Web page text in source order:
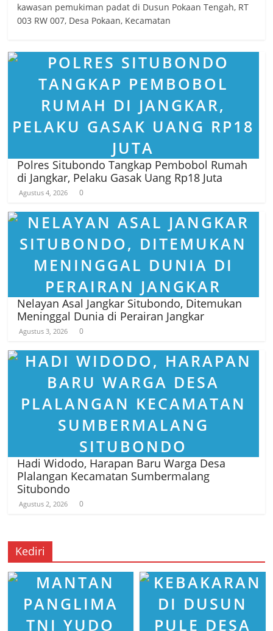
kawasan pemukiman padat di Dusun Pokaan Tengah, RT
003 RW 007, Desa Pokaan, Kecamatan
Polres Situbondo Tangkap Pembobol Rumah
di Jangkar, Pelaku Gasak Uang Rp18 Juta
Agustus 4, 2026 0
Nelayan Asal Jangkar Situbondo, Ditemukan
Meninggal Dunia di Perairan Jangkar
Agustus 3, 2026 0
Hadi Widodo, Harapan Baru Warga Desa
Plalangan Kecamatan Sumbermalang
Situbondo
Agustus 2, 2026 0
Kediri